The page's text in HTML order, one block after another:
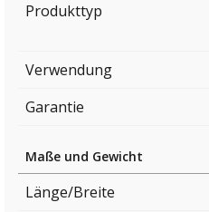
Produkttyp
Verwendung
Garantie
Maße und Gewicht
Länge/Breite